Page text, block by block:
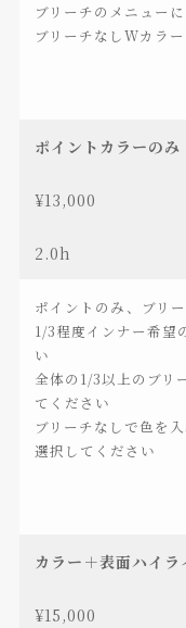
ブリーチのメニューに
ブリーチなしWカラ
ポイントカラーのみ
¥13,000
2.0h
ポイントのみ、ブリ
1/3程度インナー希望
い
全体の1/3以上のブリ
てください
ブリーチなしで色を
選択してください
カラー＋表面ハイラ
¥15,000